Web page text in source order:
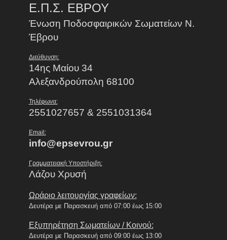
Ε.Π.Σ. ΕΒΡΟΥ
Ένωση Ποδοσφαιρικών Σωματείων Ν.
Έβρου
Διεύθυνση:
14ης Μαίου 34
Αλεξανδρούπολη 68100
Τηλέφωνα:
2551027657 & 2551031364
Email:
info@epsevrou.gr
Γραμματειακή Υποστήριξη:
Λάζου Χρυσή
Ωράριο λειτουργίας γραφείων:
Δευτέρα με Παρασκευή από 07:00 έως 15:00
Εξυπηρέτηση Σωματείων / Κοινού:
Δευτέρα με Παρασκευή από 09:00 έως 13:00